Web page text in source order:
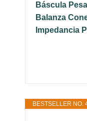
Báscula
Balanza
Impedancia
BESTSELLER NO.